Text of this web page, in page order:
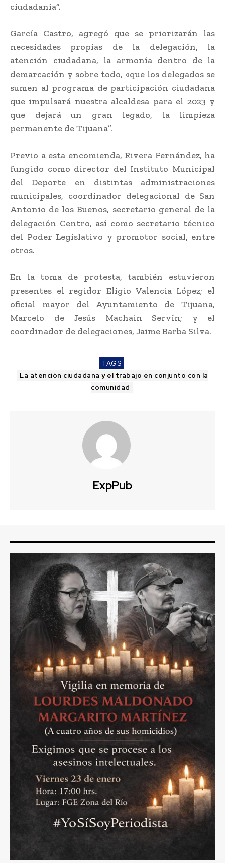
ciudadanía”.
García Castro, agregó que se priorizarán las
necesidades propias de la delegación, la
atención ciudadana, la armonía dentro de la
demarcación y sobre todo, «que los delegados se
sumen al programa de participación ciudadana
que impulsará nuestra alcaldesa para el 2023 y
que dejará un gran legado, la limpieza
permanente de Tijuana”.
Previo a esta encomienda, Rivera Fernández, ha
fungido como director del Instituto Municipal
del Deporte en distintas administraciones
municipales, coordinador delegacional de San
Antonio de los Buenos, secretario general de la
delegación Centro, así como secretario técnico
del Poder Legislativo y promotor social, entre
otros.
En la toma de protesta, también estuvieron
presentes el regidor Eligio Valencia López; el
oficial mayor del Ayuntamiento de Tijuana,
Marcelo de Jesús Machain Servín; y el
coordinador de delegaciones, Jaime Barba Silva.
TAGS
La atención ciudadana y el trabajo en conjunto con la
comunidad
ExpPub